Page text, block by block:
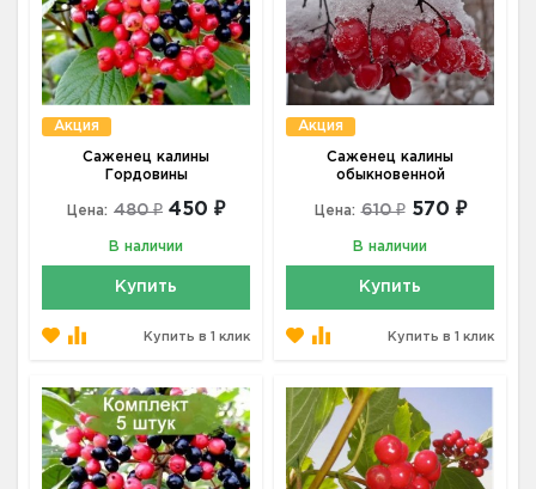
Акция
Саженец калины
Гордовины
Цена: 480 ₽ 450 ₽
В наличии
Купить
Купить в 1 клик
Акция
Саженец калины
обыкновенной
Цена: 610 ₽ 570 ₽
В наличии
Купить
Купить в 1 клик